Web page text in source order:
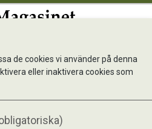
de cookies vi använder på denna
eller inaktivera cookies som